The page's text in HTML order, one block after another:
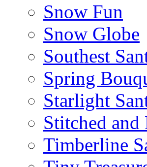
Snow Fun
Snow Globe
Southest
Spring
Starlight
Stitched and
Timberline